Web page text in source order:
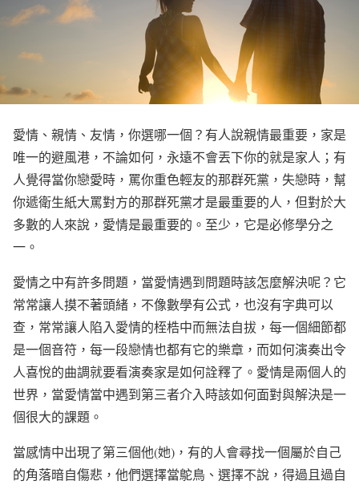
愛情、親情、友情，你選哪一個？有人說親情最重要，家是
唯一的避風港，不論如何，永遠不會丟下你的就是家人；有
人覺得當你戀愛時，罵你重色輕友的那群死黨，失戀時，幫
你遞衛生紙大罵對方的那群死黨才是最重要的人，但對於大
多數的人來說，愛情是最重要的。至少，它是必修學分之
一。
愛情之中有許多問題，當愛情遇到問題時該怎麼解決呢？它
常常讓人摸不著頭緒，不像數學有公式，也沒有字典可以
查，常常讓人陷入愛情的桎梏中而無法自拔，每一個細節都
是一個音符，每一段戀情也都有它的樂章，而如何演奏出令
人喜悅的曲調就要看演奏家是如何詮釋了。愛情是兩個人的
世界，當愛情當中遇到第三者介入時該如何面對與解決是一
個很大的課題。
當感情中出現了第三個他(她)，有的人會尋找一個屬於自己
的角落暗自傷悲，他們選擇當鴕鳥、選擇不說，得過且過自